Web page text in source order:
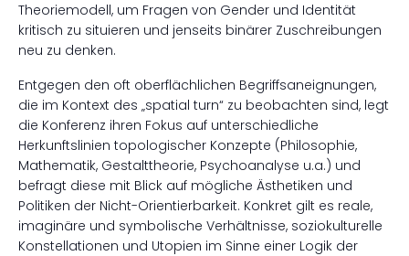
Theoriemodell, um Fragen von Gender und Identität
kritisch zu situieren und jenseits binärer Zuschreibungen
neu zu denken.
Entgegen den oft oberflächlichen Begriffsaneignungen,
die im Kontext des „spatial turn“ zu beobachten sind, legt
die Konferenz ihren Fokus auf unterschiedliche
Herkunftslinien topologischer Konzepte (Philosophie,
Mathematik, Gestalttheorie, Psychoanalyse u.a.) und
befragt diese mit Blick auf mögliche Ästhetiken und
Politiken der Nicht-Orientierbarkeit. Konkret gilt es reale,
imaginäre und symbolische Verhältnisse, soziokulturelle
Konstellationen und Utopien im Sinne einer Logik der